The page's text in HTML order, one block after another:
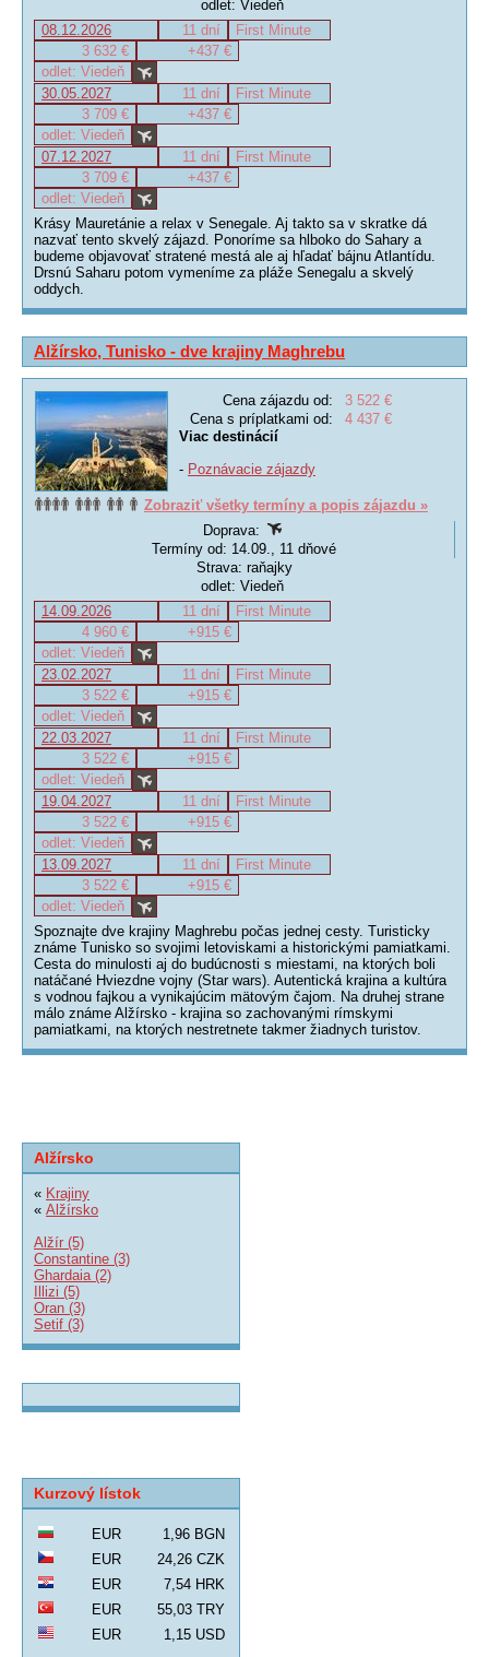
odlet: Viedeň
08.12.2026
11 dní
First Minute
3 632 €
+437 €
odlet: Viedeň
30.05.2027
11 dní
First Minute
3 709 €
+437 €
odlet: Viedeň
07.12.2027
11 dní
First Minute
3 709 €
+437 €
odlet: Viedeň
Krásy Mauretánie a relax v Senegale. Aj takto sa v skratke dá
nazvať tento skvelý zájazd. Ponoríme sa hlboko do Sahary a
budeme objavovať stratené mestá ale aj hľadať bájnu Atlantídu.
Drsnú Saharu potom vymeníme za pláže Senegalu a skvelý
oddych.
Alžírsko, Tunisko - dve krajiny Maghrebu
Cena zájazdu od:
3 522 €
Cena s príplatkami od:
4 437 €
Viac destinácií
- Poznávacie zájazdy
Zobraziť všetky termíny a popis zájazdu »
Doprava:
Termíny od: 14.09., 11 dňové
Strava: raňajky
odlet: Viedeň
14.09.2026
11 dní
First Minute
4 960 €
+915 €
odlet: Viedeň
23.02.2027
11 dní
First Minute
3 522 €
+915 €
odlet: Viedeň
22.03.2027
11 dní
First Minute
3 522 €
+915 €
odlet: Viedeň
19.04.2027
11 dní
First Minute
3 522 €
+915 €
odlet: Viedeň
13.09.2027
11 dní
First Minute
3 522 €
+915 €
odlet: Viedeň
Spoznajte dve krajiny Maghrebu počas jednej cesty. Turisticky
známe Tunisko so svojimi letoviskami a historickými pamiatkami.
Cesta do minulosti aj do budúcnosti s miestami, na ktorých boli
natáčané Hviezdne vojny (Star wars). Autentická krajina a kultúra
s vodnou fajkou a vynikajúcim mätovým čajom. Na druhej strane
málo známe Alžírsko - krajina so zachovanými rímskymi
pamiatkami, na ktorých nestretnete takmer žiadnych turistov.
Alžírsko
« Krajiny
« Alžírsko
Alžír (5)
Constantine (3)
Ghardaia (2)
Illizi (5)
Oran (3)
Setif (3)
Kurzový lístok
EUR
1,96 BGN
EUR
24,26 CZK
EUR
7,54 HRK
EUR
55,03 TRY
EUR
1,15 USD